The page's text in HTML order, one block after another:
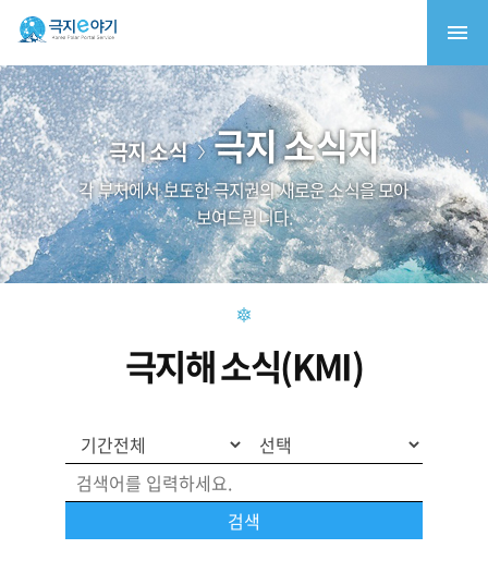
극지 소식 극지 소식지
각 부처에서 보도한 극지권의 새로운 소식을 모아
보여드립니다.
극지해 소식(KMI)